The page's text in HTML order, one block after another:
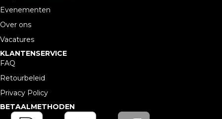
Evenementen
Over ons
Vacatures
KLANTENSERVICE
FAQ
Retourbeleid
Privacy Policy
BETAALMETHODEN